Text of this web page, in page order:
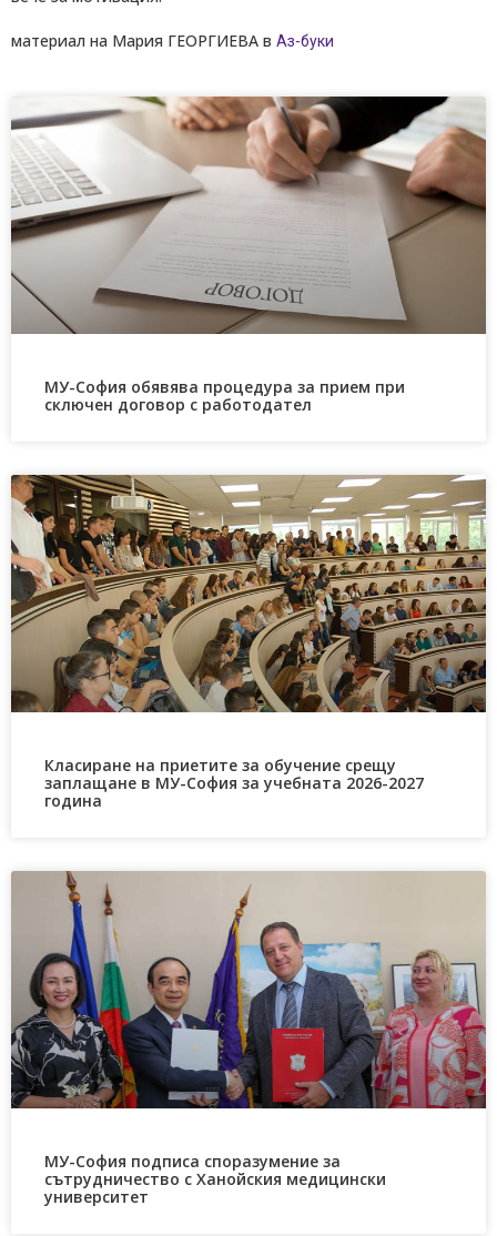
материал на Мария ГЕОРГИЕВА в Аз-буки
МУ-София обявява процедура за прием при
сключен договор с работодател
Класиране на приетите за обучение срещу
заплащане в МУ-София за учебната 2026-2027
година
МУ-София подписа споразумение за
сътрудничество с Ханойския медицински
университет